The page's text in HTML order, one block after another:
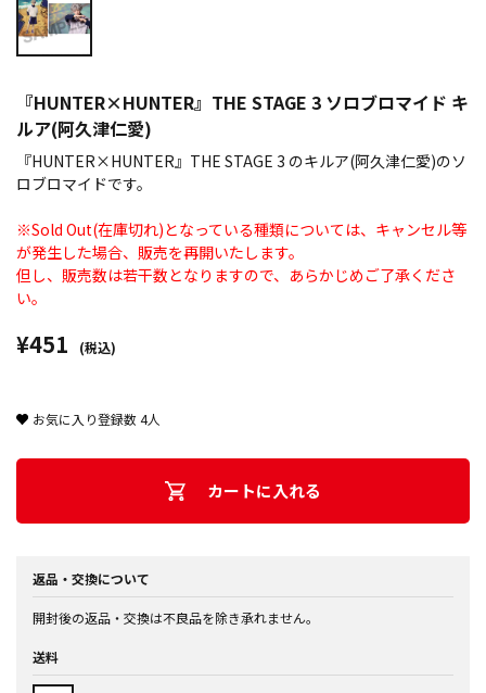
『HUNTER×HUNTER』THE STAGE 3 ソロブロマイド キ
ルア(阿久津仁愛)
『HUNTER×HUNTER』THE STAGE 3 のキルア(阿久津仁愛)のソ
ロブロマイドです。
※Sold Out(在庫切れ)となっている種類については、キャンセル等
が発生した場合、販売を再開いたします。
但し、販売数は若干数となりますので、あらかじめご了承くださ
い。
¥451 (税込)
お気に入り登録数4人
カートに入れる
返品・交換について
開封後の返品・交換は不良品を除き承れません。
送料